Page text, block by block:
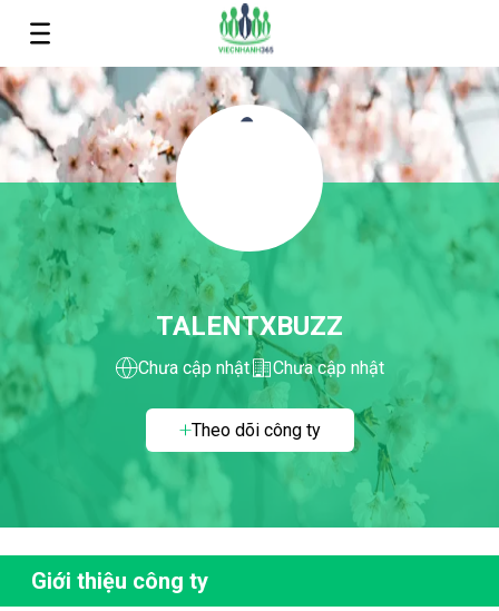
TALENTXBUZZ
Chưa cập nhật Chưa cập nhật
Theo dõi công ty
Giới thiệu công ty